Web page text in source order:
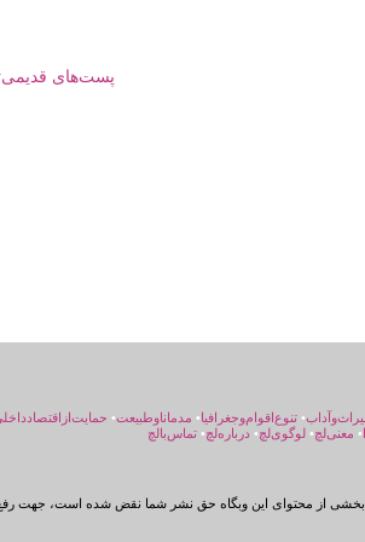
پست‌های
• تنوع‌اقوام‌و‌جغرافیا• مد‌مانا‌و‌طبیعت•
• معنی‌لچ• لوگوی‌لچ• درباره‌لچ• تماس‌بالچ
از محتوای این وبگاه حق نشر شما نقض شده است، جهت رفع